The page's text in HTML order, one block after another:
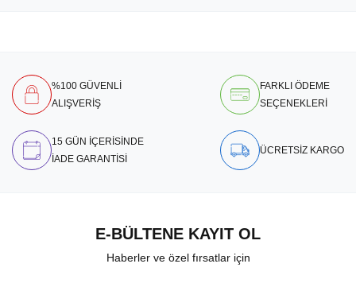
%100 GÜVENLİ
ALIŞVERİŞ
FARKLI ÖDEME
SEÇENEKLERİ
15 GÜN İÇERİSİNDE
İADE GARANTİSİ
ÜCRETSİZ KARGO
E-BÜLTENE KAYIT OL
Haberler ve özel fırsatlar için